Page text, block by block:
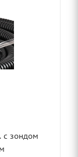
с зондом